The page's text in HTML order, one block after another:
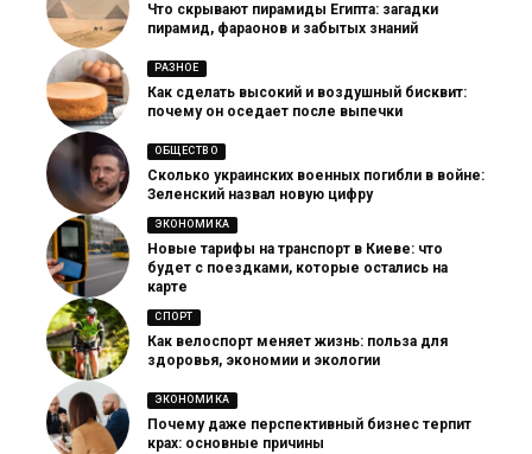
Что скрывают пирамиды Египта: загадки
пирамид, фараонов и забытых знаний
РАЗНОЕ
Как сделать высокий и воздушный бисквит:
почему он оседает после выпечки
ОБЩЕСТВО
Сколько украинских военных погибли в войне:
Зеленский назвал новую цифру
ЭКОНОМИКА
Новые тарифы на транспорт в Киеве: что
будет с поездками, которые остались на
карте
СПОРТ
Как велоспорт меняет жизнь: польза для
здоровья, экономии и экологии
ЭКОНОМИКА
Почему даже перспективный бизнес терпит
крах: основные причины